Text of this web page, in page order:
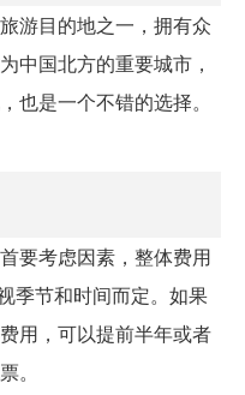
游目的地之一，拥有众
中国北方的重要城市，
也是一个不错的选择。
要考虑因素，整体费用
季节和时间而定。如果
用，可以提前半年或者
。